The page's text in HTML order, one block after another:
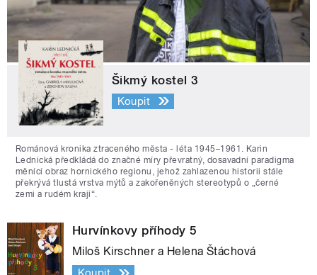
Šikmý kostel 3
Koupit
Románová kronika ztraceného města - léta 1945–1961. Karin
Lednická předkládá do značné míry převratný, dosavadní paradigma
měnící obraz hornického regionu, jehož zahlazenou historii stále
překrývá tlustá vrstva mýtů a zakořeněných stereotypů o „černé
zemi a rudém kraji“.
Hurvínkovy příhody 5
Miloš Kirschner a Helena Štáchová